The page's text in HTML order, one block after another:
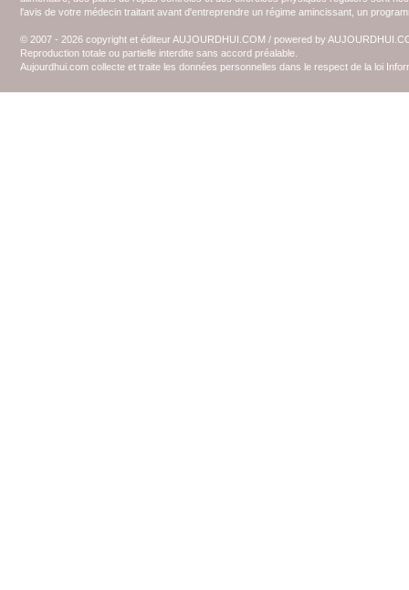
l'avis de votre médecin traitant avant d'entreprendre un régime amincissant, un
© 2007 - 2026 copyright et éditeur AUJOURDHUI.COM / powered by
Reproduction totale ou partielle interdite sans accord préalable.
Aujourdhui.com collecte et traite les données personnelles dans le respect de la loi